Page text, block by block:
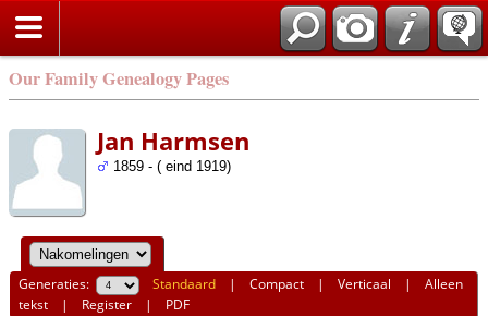
Our Family Genealogy Pages
Jan Harmsen
1859 - ( eind 1919)
Generaties: Standaard |Compact |Verticaal |Alleen
tekst | Register | PDF